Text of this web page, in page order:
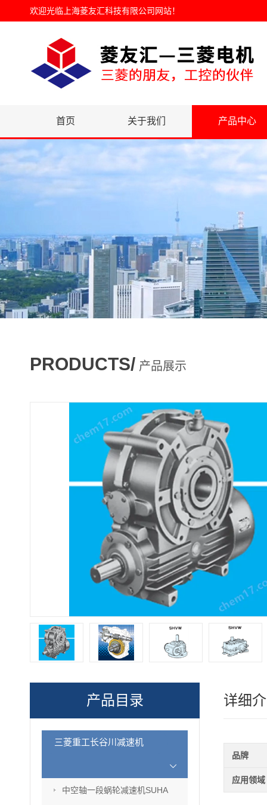
欢迎光临 上海菱友汇科技有限公司网站！
首页 关于我们 产品中心
PRODUCTS/ 产品展示
产品目录
三菱重工长谷川减速机
中空轴一段蜗轮减速机SUHA
详细
品牌
应用领域